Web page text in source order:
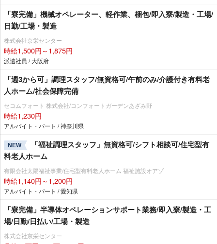
「寮完備」機械オペレーター、軽作業、梱包/即入寮/製造・工場/
日勤/工場・製造
株式会社京栄センター
時給1,500円～1,875円
派遣社員 / 大阪府
「週3から可」調理スタッフ/無資格可/午前のみ/介護付き有料老
人ホーム/社会保障完備
セコムフォート 株式会社/コンフォートガーデンあざみ野
時給1,230円
アルバイト・パート / 神奈川県
NEW
「福祉調理スタッフ」無資格可/シフト相談可/住宅型有
料老人ホーム
有限会社太陽福祉事業/住宅型有料老人ホーム 福祉施設オアゾ
時給1,140円～1,200円
アルバイト・パート / 愛知県
「寮完備」半導体オペレーションサポート業務/即入寮/製造・工
場/日勤/日払い/工場・製造
株式会社京栄センター